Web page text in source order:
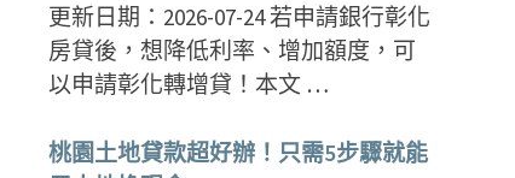
更新日期：2026-07-24 若申請銀行彰化
房貸後，想降低利率、增加額度，可
以申請彰化轉增貸！本文 …
桃園土地貸款超好辦！只需5步驟就能